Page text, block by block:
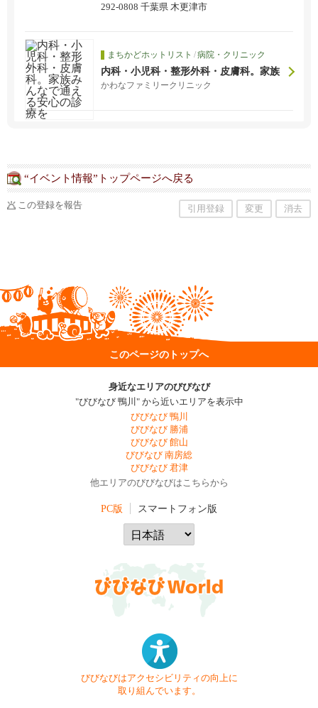
292-0808 千葉県 木更津市
まちかどホットリスト /病院・クリニック
内科・小児科・整形外科・皮膚科。家族
みんなで通える安心の診療を
かわなファミリークリニック
“イベント情報”トップページへ戻る
この登録を報告 引用登録 変更 消去
このページのトップへ
身近なエリアのびびなび
"びびなび 鴨川" から近いエリアを表示中
びびなび 鴨川
びびなび 勝浦
びびなび 館山
びびなび 南房総
びびなび 君津
他エリアのびびなびはこちらから
PC版 スマートフォン版
びびなびはアクセシビリティの向上に
取り組んでいます。